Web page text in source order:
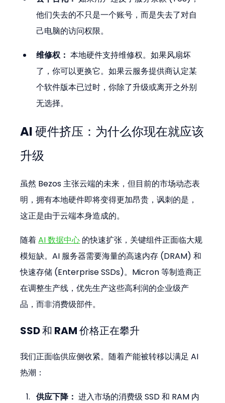
他们失去的不只是一个账号，而是失去了对自
己电脑的访问权限。
维修权： 本地硬件支持维修权。如果风扇坏
了，你可以更换它。如果云服务提供商认定某
个软件版本已过时，你除了升级或离开之外别
无选择。
AI 硬件挤压：为什么你现在就应该
升级
虽然 Bezos 主张云端的未来，但目前的市场动态表
明，拥有本地硬件即将变得更加昂贵，讽刺的是，
这正是由于云端本身造成的。
随着 AI 数据中心 的快速扩张，关键组件正面临大规
模短缺。AI 服务器需要海量的高速内存 (DRAM) 和
快速存储 (Enterprise SSDs)。Micron 等制造商正
在调整生产线，优先生产这些高利润的企业级产
品，而非消费级部件。
SSD 和 RAM 价格正在攀升
我们正面临供应侧收紧。随着产能被转移以满足 AI
热潮：
供应下降： 进入市场的消费级 SSD 和 RAM 内